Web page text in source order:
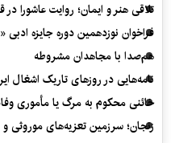
تلاقی هنر و ایمان؛ روایت عاشورا
فراخوان نوزدهمین دوره جایزه
هم‌صدا با مجاهدان مشروطه
نامه‌هایی در روزهای تاریک اشغال
خائنی محکوم به مرگ یا مأموری
زنجان؛ سرزمین تعزیه‌های موروثی و